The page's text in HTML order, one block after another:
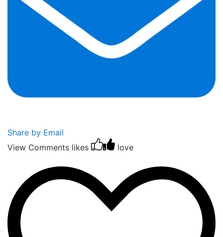
Share by Email
View Comments likes love